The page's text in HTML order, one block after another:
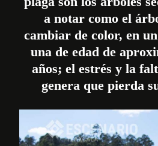
a notar como el
cambiar de color, en
una de edad de
años; el estrés y la
genera que pierda